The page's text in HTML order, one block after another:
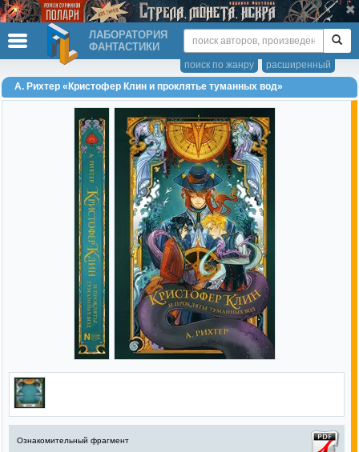
ЛАБОРАТОРИЯ
ФАНТАСТИКИ
расширенный
поиск по жанру
А. Рихтер «Кристофер Клин и проклятье туманных вод»
Ознакомительный фрагмент